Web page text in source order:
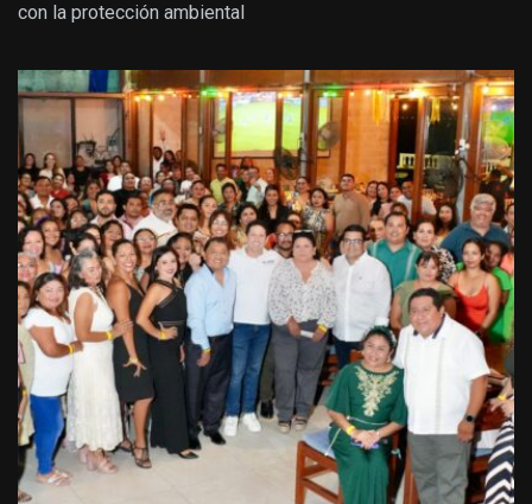
con la protección ambiental